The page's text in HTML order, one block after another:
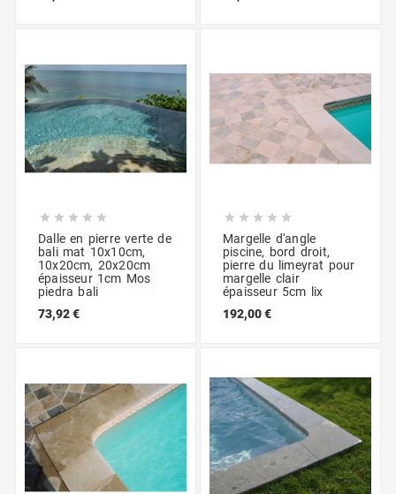
    
Dalle en pierre verte de
bali mat 10x10cm,
10x20cm, 20x20cm
épaisseur 1cm Mos
piedra bali
73,92 €
    
Margelle d'angle
piscine, bord droit,
pierre du limeyrat pour
margelle clair
épaisseur 5cm lix
192,00 €